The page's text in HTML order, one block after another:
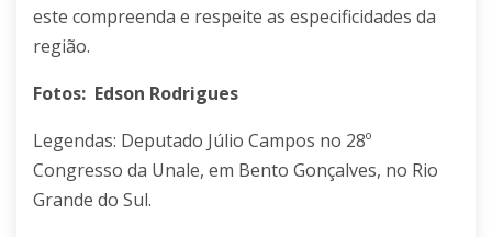
este compreenda e respeite as especificidades da
região.
Fotos: Edson Rodrigues
Legendas: Deputado Júlio Campos no 28º
Congresso da Unale, em Bento Gonçalves, no Rio
Grande do Sul.